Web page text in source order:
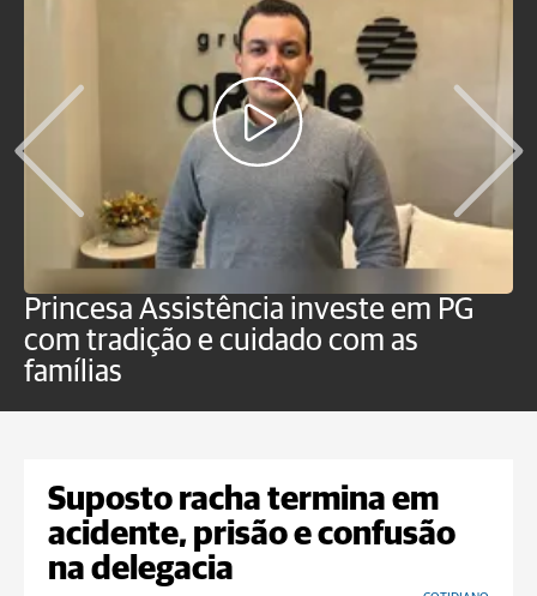
Princesa Assistência investe em PG
com tradição e cuidado com as
famílias
Suposto racha termina em
acidente, prisão e confusão
na delegacia